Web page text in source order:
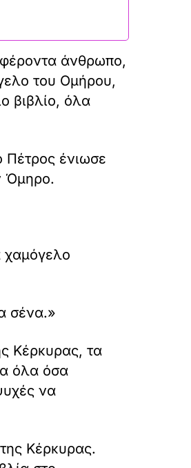
άνθρωπο,
του Ομήρου,
βιβλίο, όλα
ένιωσε
Όμηρο.
χαμόγελο
σένα.»
Κέρκυρας, τα
όλα όσα
να
Κέρκυρας.